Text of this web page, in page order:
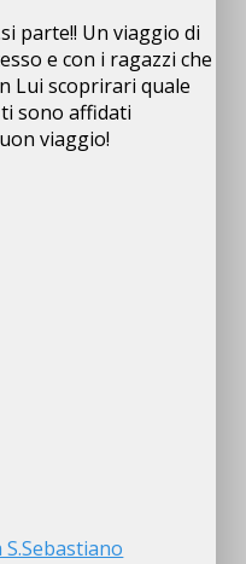
parte!! Un viaggio di
e con i ragazzi che
Lui scoprirari quale
sono affidati
viaggio!